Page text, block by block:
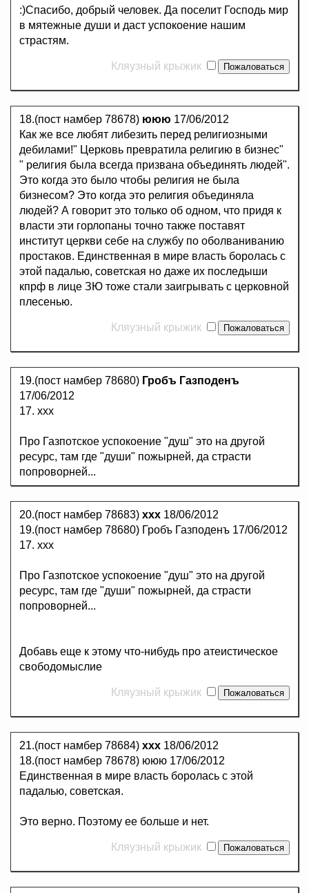
:)Спасибо, добрый человек. Да поселит Господь мир
в мятежные души и даст успокоение нашим
страстям.
Кляузный крыжик
18.(пост намбер 78678) ююю 17/06/2012
Как же все любят либезить перед религиозными
дебилами!" Церковь превратила религию в бизнес"
" религия была всегда призвана объединять людей".
Это когда это было чтобы религия не была
бизнесом? Это когда это религия объединяла
людей? А говорит это только об одном, что придя к
власти эти горлопаны точно также поставят
институт церкви себе на службу по оболваниванию
простаков. Единственная в мире власть боролась с
этой падалью, советская но даже их последыши
кпрф в лице ЗЮ тоже стали заигрывать с церковной
плесенью.
Кляузный крыжик
19.(пост намбер 78680) Гробъ Газподенъ
17/06/2012
17. ххх
Про Газпотское успокоение "душ" это на другой
ресурс, там где "души" пожырней, да страсти
попроворней...
20.(пост намбер 78683) ххх 18/06/2012
19.(пост намбер 78680) Гробъ Газподенъ 17/06/2012
17. ххх
Про Газпотское успокоение "душ" это на другой
ресурс, там где "души" пожырней, да страсти
попроворней...
Добавь еще к этому что-нибудь про атеистическое
свободомыслие
Кляузный крыжик
21.(пост намбер 78684) ххх 18/06/2012
18.(пост намбер 78678) ююю 17/06/2012
Единственная в мире власть боролась с этой
падалью, советская.
Это верно. Поэтому ее больше и нет.
Кляузный крыжик